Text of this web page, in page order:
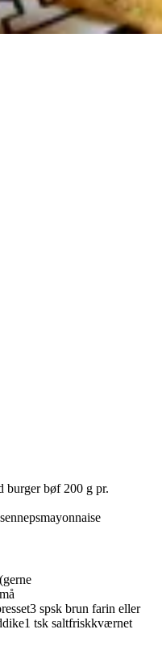
burger bøf 200 g pr.
sennepsmayonnaise
3 spsk brun farin eller
1 tsk saltfriskkværnet